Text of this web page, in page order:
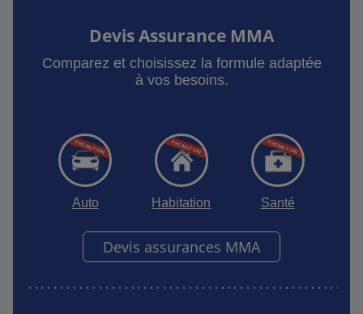
Devis Assurance MMA
Comparez et choisissez la formule adaptée
à vos besoins.
Auto Habitation Santé
Devis assurances MMA